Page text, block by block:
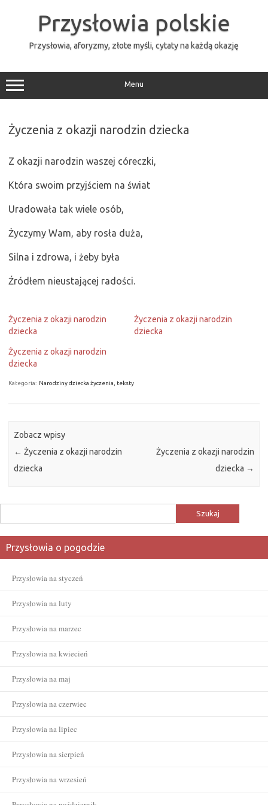
Przysłowia polskie
Przysłowia, aforyzmy, złote myśli, cytaty na każdą okazję
Menu
Życzenia z okazji narodzin dziecka
Z okazji narodzin waszej córeczki,
Która swoim przyjściem na świat
Uradowała tak wiele osób,
Życzymy Wam, aby rosła duża,
Silna i zdrowa, i żeby była
Źródłem nieustającej radości.
Życzenia z okazji narodzin
dziecka
Życzenia z okazji narodzin
dziecka
Życzenia z okazji narodzin
dziecka
Kategoria: Narodziny dziecka życzenia, teksty
Zobacz wpisy
← Życzenia z okazji narodzin
dziecka
Życzenia z okazji narodzin
dziecka →
Przysłowia o pogodzie
Przysłowia na styczeń
Przysłowia na luty
Przysłowia na marzec
Przysłowia na kwiecień
Przysłowia na maj
Przysłowia na czerwiec
Przysłowia na lipiec
Przysłowia na sierpień
Przysłowia na wrzesień